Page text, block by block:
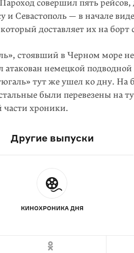
совершил пять рейсов,
и Севастополь — в начале
доставляет их на борт
стоявший в Черном море
атакован немецкой
тут же ушел ко дну. На
были перевезены на
части хроники.
Другие выпуски
КИНОХРОНИКА ДНЯ